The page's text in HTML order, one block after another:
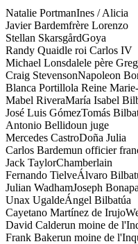
Natalie PortmanInes / Alicia
Javier Bardemfrère Lorenzo
Stellan SkarsgårdGoya
Randy Quaidle roi Carlos IV
Michael Lonsdalele père
Craig StevensonNapoleon
Blanca Portillola Reine
Mabel RiveraMaría Isabel
José Luis GómezTomás
Antonio Bellidoun juge
Mercedes CastroDoña Julia
Carlos Bardemun officier
Jack TaylorChamberlain
Fernando TielveÁlvaro
Julian WadhamJoseph
Unax UgaldeÁngel Bilbatúa
Cayetano Martínez de Irujo
David Calderun moine de
Frank Bakerun moine de